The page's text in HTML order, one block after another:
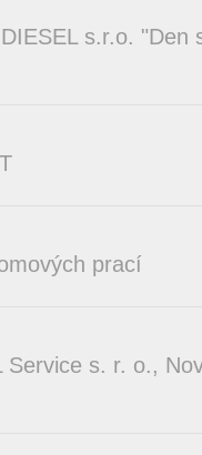
s.r.o. "Den
prací
Service s. r. o.,